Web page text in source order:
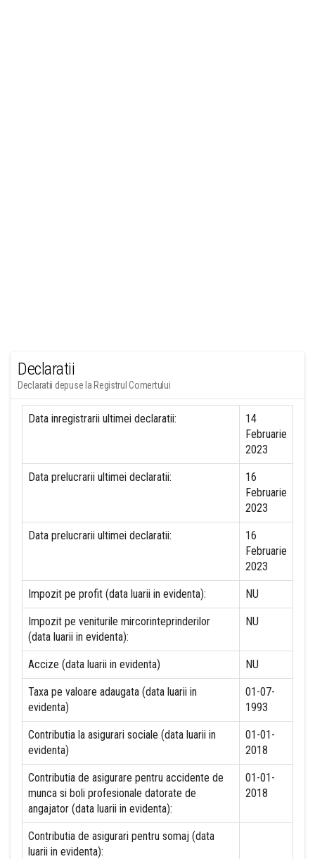
Declaratii
Declaratii depuse la Registrul Comertului
Data inregistrarii ultimei declaratii:
14
Februarie
2023
Data prelucrarii ultimei declaratii:
16
Februarie
2023
Data prelucrarii ultimei declaratii:
16
Februarie
2023
Impozit pe profit (data luarii in evidenta): NU
Impozit pe veniturile mircorinteprinderilor
(data luarii in evidenta):
NU
Accize (data luarii in evidenta) NU
Taxa pe valoare adaugata (data luarii in
evidenta)
01-07-
1993
Contributia la asigurari sociale (data luarii in
evidenta)
01-01-
2018
Contributia de asigurare pentru accidente de
munca si boli profesionale datorate de
angajator (data luarii in evidenta):
01-01-
2018
Contributia de asigurari pentru somaj (data
luarii in evidenta):